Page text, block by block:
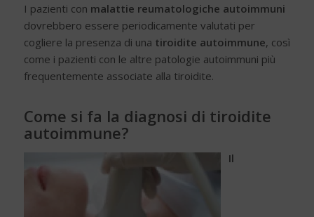
I pazienti con malattie reumatologiche autoimmuni
dovrebbero essere periodicamente valutati per
cogliere la presenza di una tiroidite autoimmune, così
come i pazienti con le altre patologie autoimmuni più
frequentemente associate alla tiroidite.
Come si fa la diagnosi di tiroidite
autoimmune?
Il